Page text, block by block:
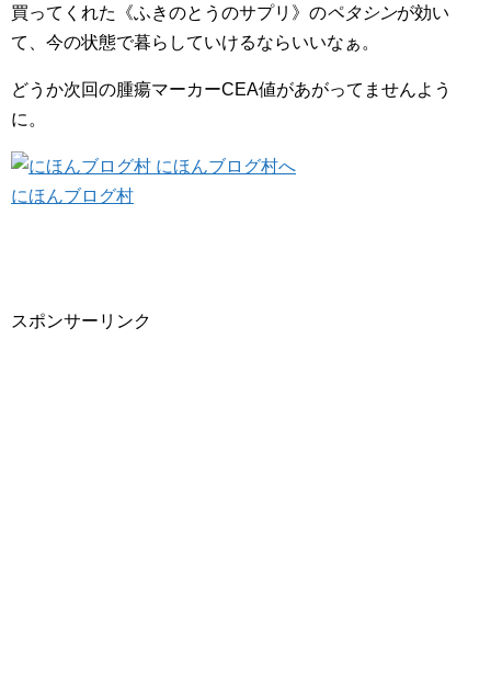
買ってくれた《ふきのとうのサプリ》のペタシンが効い
て、今の状態で暮らしていけるならいいなぁ。
どうか次回の腫瘍マーカーCEA値があがってませんよう
に。
にほんブログ村
スポンサーリンク